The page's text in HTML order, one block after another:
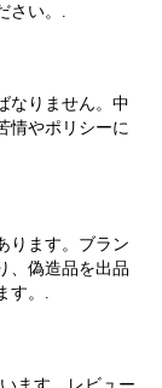
い。.
なりません。中
情やポリシーに
ります。ブラン
、偽造品を出品
。.